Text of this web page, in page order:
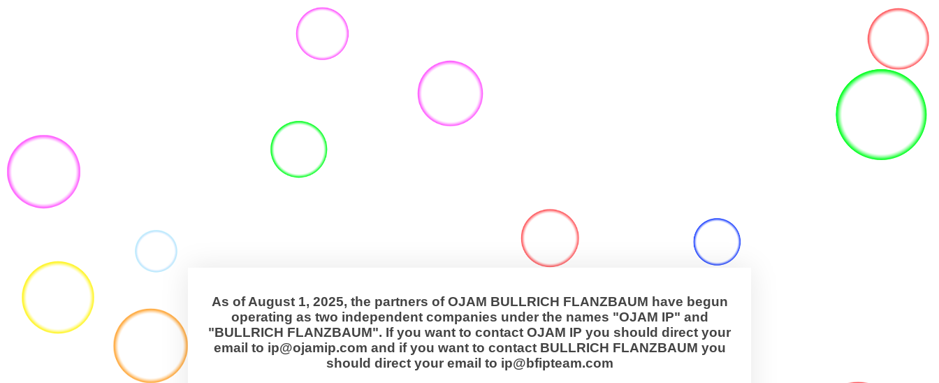
As of August 1, 2025, the partners of OJAM BULLRICH FLANZBAUM have begun
operating as two independent companies under the names "OJAM IP" and
"BULLRICH FLANZBAUM". If you want to contact OJAM IP you should direct your
email to ip@ojamip.com and if you want to contact BULLRICH FLANZBAUM you
should direct your email to ip@bfipteam.com